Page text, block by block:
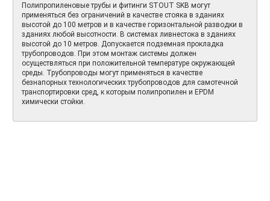
Полипропиленовые трубы и фитинги STOUT SKB могут
применяться без ограничений в качестве стояка в зданиях
высотой до 100 метров и в качестве горизонтальной разводки в
зданиях любой высотности. В системах ливнестока в зданиях
высотой до 10 метров. Допускается подземная прокладка
трубопроводов. При этом монтаж системы должен
осуществляться при положительной температуре окружающей
среды. Трубопроводы могут применяться в качестве
безнапорных технологических трубопроводов для самотечной
транспортировки сред, к которым полипропилен и EPDM
химически стойки.